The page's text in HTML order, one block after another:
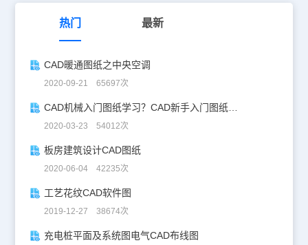
热门 最新
CAD暖通图纸之中央空调
2020-09-21 65697次
CAD机械入门图纸学习？CAD新手入门图纸练习
2020-03-23 54012次
板房建筑设计CAD图纸
2020-06-04 42235次
工艺花纹CAD软件图
2019-12-27 38674次
充电桩平面及系统图电气CAD布线图